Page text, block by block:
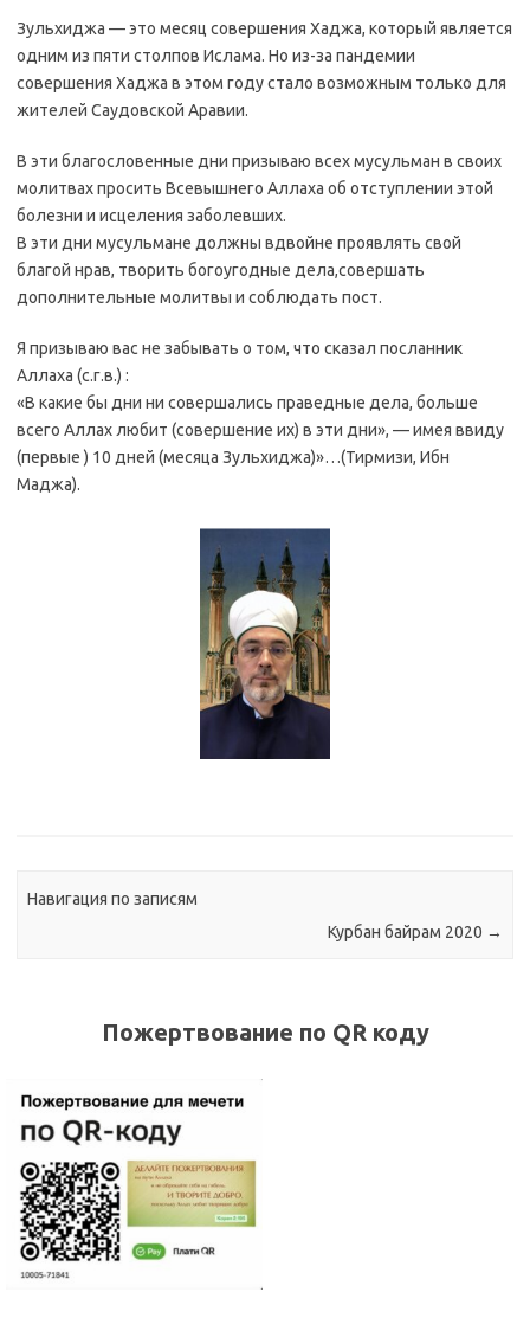
Зульхиджа — это месяц совершения Хаджа, который является
одним из пяти столпов Ислама. Но из-за пандемии
совершения Хаджа в этом году стало возможным только для
жителей Саудовской Аравии.
В эти благословенные дни призываю всех мусульман в своих
молитвах просить Всевышнего Аллаха об отступлении этой
болезни и исцеления заболевших.
В эти дни мусульмане должны вдвойне проявлять свой
благой нрав, творить богоугодные дела,совершать
дополнительные молитвы и соблюдать пост.
Я призываю вас не забывать о том, что сказал посланник
Аллаха (с.г.в.) :
«В какие бы дни ни совершались праведные дела, больше
всего Аллах любит (совершение их) в эти дни», — имея ввиду
(первые ) 10 дней (месяца Зульхиджа)»…(Тирмизи, Ибн
Маджа).
Навигация по записям
Курбан байрам 2020 →
Пожертвование по QR коду